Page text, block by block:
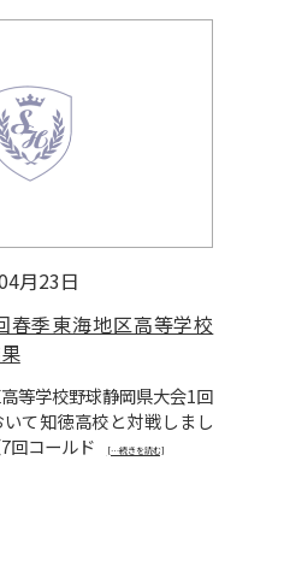
月23日
春季東海地区高等学校
等学校野球静岡県大会1回
て知徳高校と対戦しまし
回コールド
[…続きを読む]